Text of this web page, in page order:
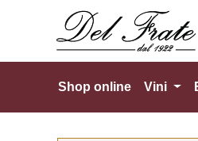
Shop online Vini